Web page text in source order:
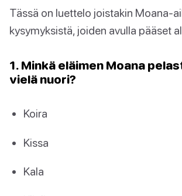
Tässä on luettelo joistakin Moana-
kysymyksistä, joiden avulla pääset
1. Minkä eläimen Moana
vielä nuori?
Koira
Kissa
Kala